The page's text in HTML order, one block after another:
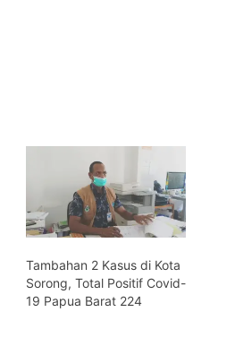
Tambahan 2 Kasus di Kota
Sorong, Total Positif Covid-
19 Papua Barat 224